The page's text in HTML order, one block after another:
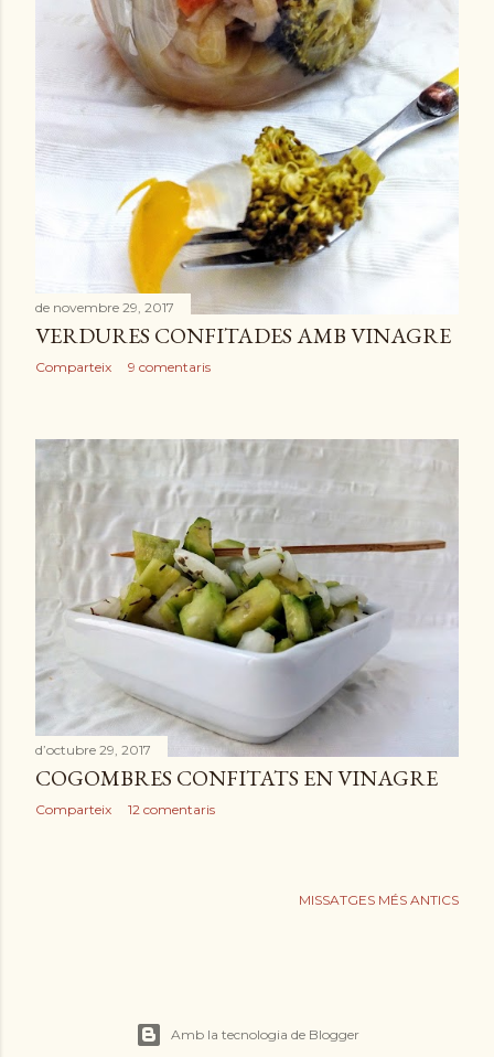
de novembre 29, 2017
VERDURES CONFITADES AMB VINAGRE
Comparteix 9 comentaris
d’octubre 29, 2017
COGOMBRES CONFITATS EN VINAGRE
Comparteix 12 comentaris
MISSATGES MÉS ANTICS
Amb la tecnologia de Blogger